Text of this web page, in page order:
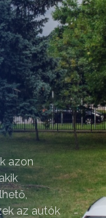
azon
az autók